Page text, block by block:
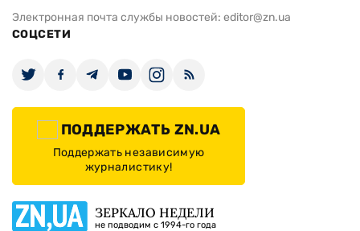
Электронная почта службы новостей: editor@zn.ua
СОЦСЕТИ
ПОДДЕРЖАТЬ ZN.UA
Поддержать независимую
журналистику!
ЗЕРКАЛО НЕДЕЛИ
не подводим с 1994-го года